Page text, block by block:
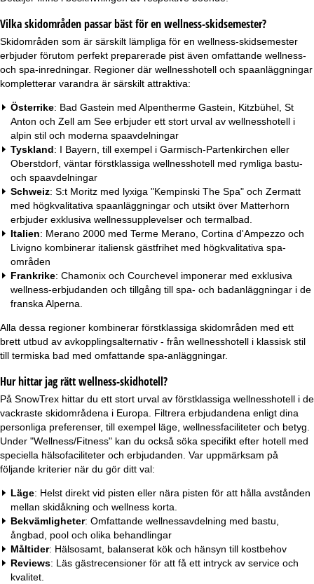
Vilka skidområden passar bäst för en wellness-skidsemester?
Skidområden som är särskilt lämpliga för en wellness-skidsemester
erbjuder förutom perfekt preparerade pist även omfattande wellness-
och spa-inredningar. Regioner där wellnesshotell och spaanläggningar
kompletterar varandra är särskilt attraktiva:
Österrike: Bad Gastein med Alpentherme Gastein, Kitzbühel, St
Anton och Zell am See erbjuder ett stort urval av wellnesshotell i
alpin stil och moderna spaavdelningar
Tyskland: I Bayern, till exempel i Garmisch-Partenkirchen eller
Oberstdorf, väntar förstklassiga wellnesshotell med rymliga bastu-
och spaavdelningar
Schweiz: S:t Moritz med lyxiga "Kempinski The Spa" och Zermatt
med högkvalitativa spaanläggningar och utsikt över Matterhorn
erbjuder exklusiva wellnessupplevelser och termalbad.
Italien: Merano 2000 med Terme Merano, Cortina d'Ampezzo och
Livigno kombinerar italiensk gästfrihet med högkvalitativa spa-
områden
Frankrike: Chamonix och Courchevel imponerar med exklusiva
wellness-erbjudanden och tillgång till spa- och badanläggningar i de
franska Alperna.
Alla dessa regioner kombinerar förstklassiga skidområden med ett
brett utbud av avkopplingsalternativ - från wellnesshotell i klassisk stil
till termiska bad med omfattande spa-anläggningar.
Hur hittar jag rätt wellness-skidhotell?
På SnowTrex hittar du ett stort urval av förstklassiga wellnesshotell i de
vackraste skidområdena i Europa. Filtrera erbjudandena enligt dina
personliga preferenser, till exempel läge, wellnessfaciliteter och betyg.
Under "Wellness/Fitness" kan du också söka specifikt efter hotell med
speciella hälsofaciliteter och erbjudanden. Var uppmärksam på
följande kriterier när du gör ditt val:
Läge: Helst direkt vid pisten eller nära pisten för att hålla avstånden
mellan skidåkning och wellness korta.
Bekvämligheter: Omfattande wellnessavdelning med bastu,
ångbad, pool och olika behandlingar
Måltider: Hälsosamt, balanserat kök och hänsyn till kostbehov
Reviews: Läs gästrecensioner för att få ett intryck av service och
kvalitet.